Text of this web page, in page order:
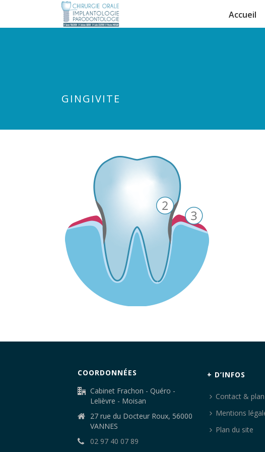
prix levitra en pharmacie acheter levitra en ligne fiable
Accueil
GINGIVITE
COORDONNÉES
Cabinet Frachon - Quéro -
Lelièvre - Moisan
27 rue du Docteur Roux, 56000
VANNES
02 97 40 07 89
+ D’INFOS
Contact & plan
Mentions
Plan du site